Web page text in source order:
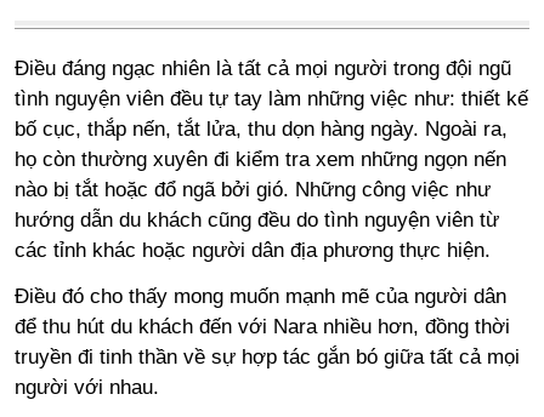
Điều đáng ngạc nhiên là tất cả mọi người trong đội ngũ
tình nguyện viên đều tự tay làm những việc như: thiết kế
bố cục, thắp nến, tắt lửa, thu dọn hàng ngày. Ngoài ra,
họ còn thường xuyên đi kiểm tra xem những ngọn nến
nào bị tắt hoặc đổ ngã bởi gió. Những công việc như
hướng dẫn du khách cũng đều do tình nguyện viên từ
các tỉnh khác hoặc người dân địa phương thực hiện.
Điều đó cho thấy mong muốn mạnh mẽ của người dân
để thu hút du khách đến với Nara nhiều hơn, đồng thời
truyền đi tinh thần về sự hợp tác gắn bó giữa tất cả mọi
người với nhau.